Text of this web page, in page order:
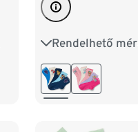
Rendelhető
23-26 27-30